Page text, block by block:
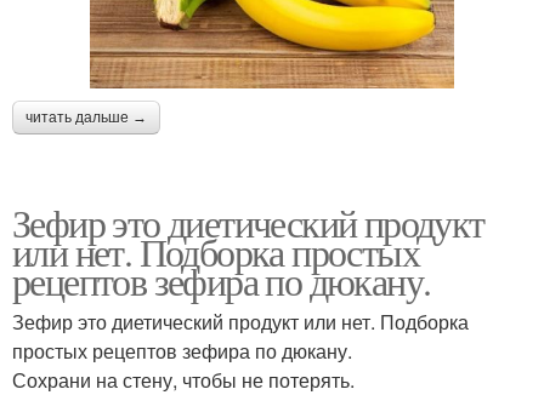
читать дальше →
Зефир это диетический продукт
или нет. Подборка простых
рецептов зефира по дюкану.
Зефир это диетический продукт или нет. Подборка
простых рецептов зефира по дюкану.
Сохрани на стену, чтобы не потерять.